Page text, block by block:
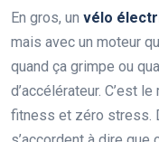
En gros, un vélo
mais avec un moteur
quand ça grimpe ou
d’accélérateur. C’est
fitness et zéro stress.